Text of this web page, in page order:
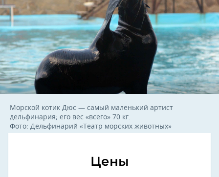
Морской котик Дюс — самый маленький артист
дельфинария; его вес «всего» 70 кг.
Фото: Дельфинарий «Театр морских животных»
Цены